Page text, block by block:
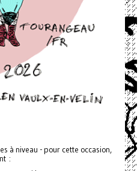
à niveau - pour cette occasion,
: